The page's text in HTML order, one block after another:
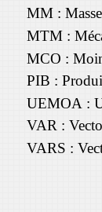
MM :
MTM :
MCO :
PIB :
UEMOA :
VAR :
VARS :